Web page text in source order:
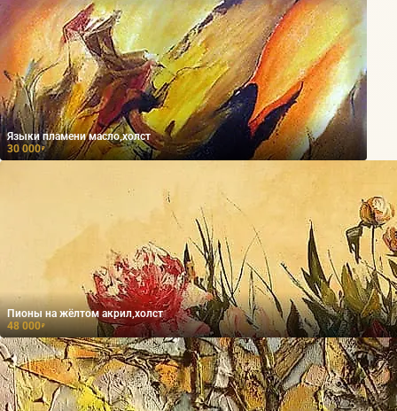
Языки пламени масло,холст
30 000₽
Пионы на жёлтом акрил,холст
48 000₽